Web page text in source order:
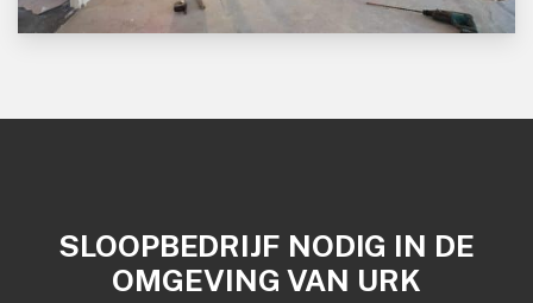
SLOOPBEDRIJF NODIG IN DE
OMGEVING VAN URK